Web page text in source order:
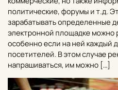
политические, форумы и т.д.
зарабатывать определенные
электронной площадке можно
особенно если на ней каждый
посетителей. В этом случае
напрашиваться, им можно […]